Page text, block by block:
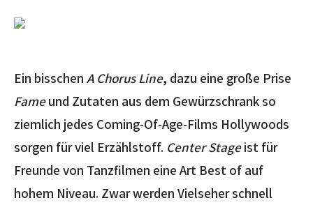
Ein bisschen A Chorus Line, dazu eine große Prise
Fameund Zutaten aus dem Gewürzschrank so
ziemlich jedes Coming-Of-Age-Films Hollywoods
sorgen für viel Erzählstoff. Center Stageist für
Freunde von Tanzfilmen eine Art Best of auf
hohem Niveau. Zwar werden Vielseher schnell